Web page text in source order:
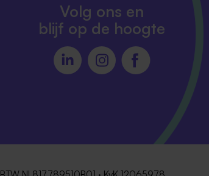
Volg ons en
blijf op de hoogte